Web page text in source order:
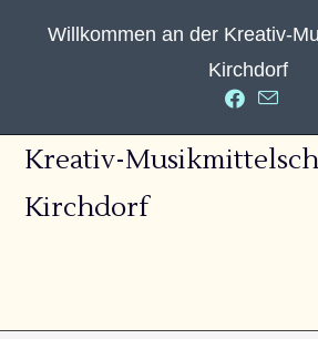
Willkommen an der Kreativ-
Kirchdorf
Kreativ-
Kirchdorf